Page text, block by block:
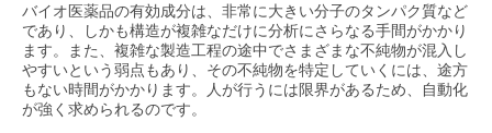
バイオ医薬品の有効成分は、非常に大きい分子のタンパク質など
であり、しかも構造が複雑なだけに分析にさらなる手間がかかり
ます。また、複雑な製造工程の途中でさまざまな不純物が混入し
やすいという弱点もあり、その不純物を特定していくには、途方
もない時間がかかります。人が行うには限界があるため、自動化
が強く求められるのです。